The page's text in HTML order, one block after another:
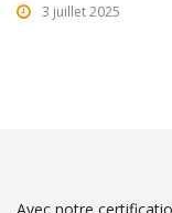
3 juillet 2025
Avec notre